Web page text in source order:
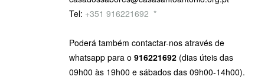
Tel: +351 916221692 *
Poderá também contactar-nos através de
whatsapp para o 916221692 (dias úteis das
09h00 às 19h00 e sábados das 09h00-14h00).